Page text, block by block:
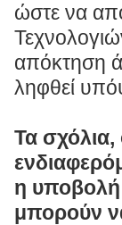
ώστε να
απόκτηση
ληφθεί
Τα σχόλια,
η υποβολή
μπορούν